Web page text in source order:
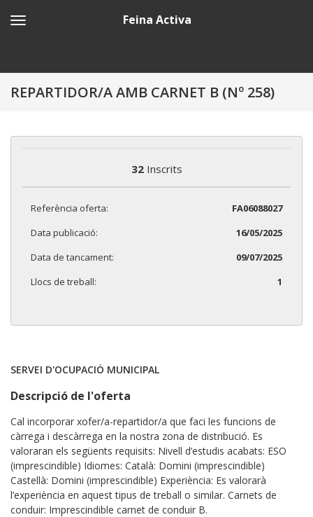
Feina Activa
REPARTIDOR/A AMB CARNET B (Nº 258)
32Inscrits
Referència oferta:
FA06088027
Data publicació:
16/05/2025
Data de tancament:
09/07/2025
Llocs de treball:
1
SERVEI D'OCUPACIÓ MUNICIPAL
Descripció de l'oferta
Cal incorporar xofer/a-repartidor/a que faci les funcions de
càrrega i descàrrega en la nostra zona de distribució. Es
valoraran els següents requisits: Nivell d’estudis acabats: ESO
(imprescindible) Idiomes: Català: Domini (imprescindible)
Castellà: Domini (imprescindible) Experiència: Es valorarà
l’experiència en aquest tipus de treball o similar. Carnets de
conduir: Imprescindible carnet de conduir B.